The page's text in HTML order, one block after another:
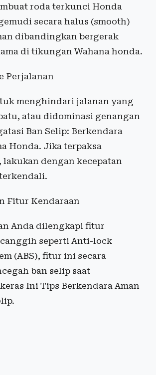
roda terkunci Honda
secara halus (smooth)
dibandingkan bergerak
di tikungan Wahana honda.
Perjalanan
menghindari jalanan yang
atau didominasi genangan
Ban Selip: Berkendara
Honda. Jika terpaksa
lakukan dengan kecepatan
Fitur Kendaraan
Anda dilengkapi fitur
seperti Anti-lock
(ABS), fitur ini secara
ban selip saat
Ini Tips Berkendara Aman